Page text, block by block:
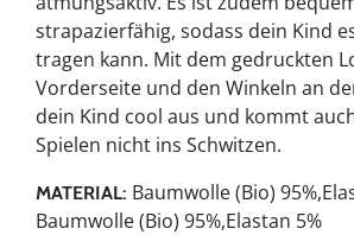
strapazierfähig, sodass dein Kind
tragen kann. Mit dem gedruckten
Vorderseite und den Winkeln an
dein Kind cool aus und kommt
Spielen nicht ins Schwitzen.
MATERIAL: Baumwolle (Bio)
Baumwolle (Bio) 95%,Elastan 5%